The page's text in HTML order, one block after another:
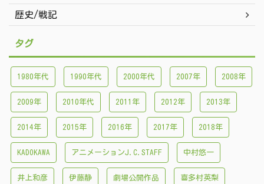
歴史/戦記
タグ
1980年代 1990年代 2000年代 2007年 2008年
2009年 2010年代 2011年 2012年 2013年
2014年 2015年 2016年 2017年 2018年
KADOKAWA アニメーションJ.C.STAFF 中村悠一
井上和彦 伊藤静 劇場公開作品 喜多村英梨